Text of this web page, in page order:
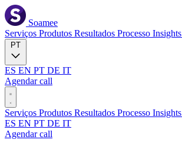
Soamee
Serviços Produtos Resultados Processo Insights
ES EN PT DE IT
Agendar call
Serviços Produtos Resultados Processo Insights
ES EN PT DE IT
Agendar call